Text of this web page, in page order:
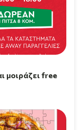
μοιράζει free